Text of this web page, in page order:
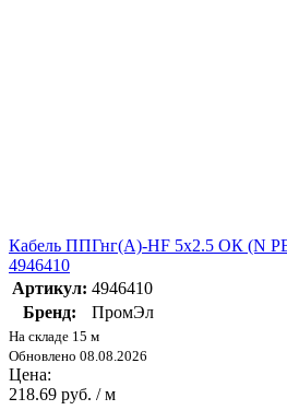
Кабель ППГнг(А)-HF 5х2.5 ОК (N
4946410
Артикул: 4946410
Бренд:
ПромЭл
На складе 15 м
Обновлено 08.08.2026
Цена:
218.69 руб. / м